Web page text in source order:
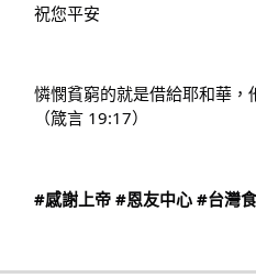
祝您平安
憐憫貧窮的就是借給耶和華，
（箴言 19:17）
#感謝上帝 #恩友中心 #台灣